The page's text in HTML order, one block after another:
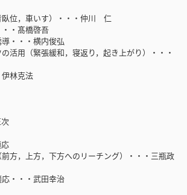
臥位，車いす）・・・仲川 仁
・髙橋啓吾
・・・横内俊弘
活用（緊張緩和，寝返り，起き上がり）・・・
林克法
方，上方，下方へのリーチング）・・・三瓶政
・・・武田幸治